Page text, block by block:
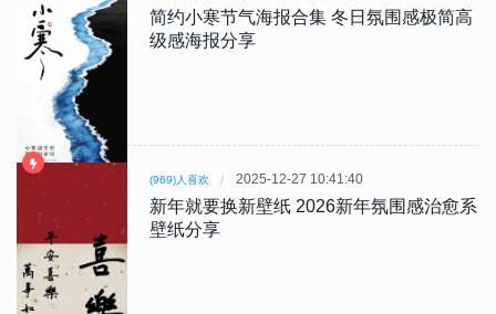
简约小寒节气海报合集 冬日氛围感极简高
级感海报分享
(969)人喜欢 2025-12-27 10:41:40
新年就要换新壁纸 2026新年氛围感治愈系
壁纸分享